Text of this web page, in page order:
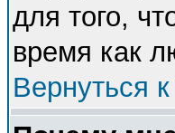
для того,
время как
Вернуться